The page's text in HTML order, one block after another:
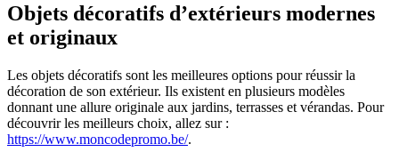
Objets décoratifs d’extérieurs modernes
et originaux
Les objets décoratifs sont les meilleures options pour réussir la
décoration de son extérieur. Ils existent en plusieurs modèles
donnant une allure originale aux jardins, terrasses et vérandas. Pour
découvrir les meilleurs choix, allez sur :
https://www.moncodepromo.be/.